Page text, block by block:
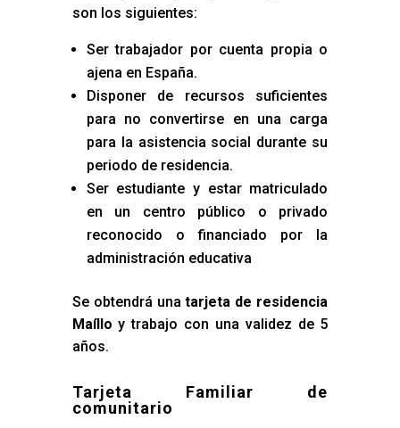
son los siguientes:
Ser trabajador por cuenta propia o
ajena en España.
Disponer de recursos suficientes
para no convertirse en una carga
para la asistencia social durante su
periodo de residencia.
Ser estudiante y estar matriculado
en un centro público o privado
reconocido o financiado por la
administración educativa
Se obtendrá unatarjeta de residencia
Maíllo y trabajo con una validez de 5
años.
Tarjeta Familiar de
comunitario